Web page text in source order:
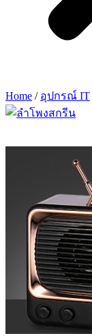
Home / อุปกรณ์ IT